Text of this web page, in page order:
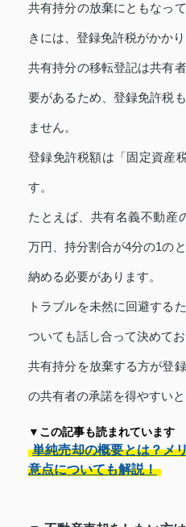
共有持分の放棄にともなっ
きには、登録免許税がかかり
共有持分の移転登記は共有
要があるため、登録免許税
ません。
登録免許税額は「固定資産
す。
たとえば、共有名義不動産
万円、持分割合が4分の1の
納める必要があります。
トラブルを未然に回避する
ついても話し合って決めてお
共有持分を放棄する方が登
の共有者の承諾を得やすいと
▼この記事も読まれています
単純売却の概要とは？メ
意点についても解説！